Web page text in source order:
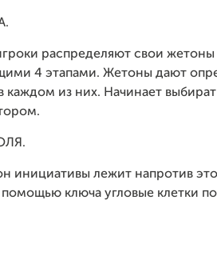
распределяют свои
4 этапами. Жетоны дают
каждом из них. Начинает
инициативы лежит напротив
помощью ключа угловые клетки